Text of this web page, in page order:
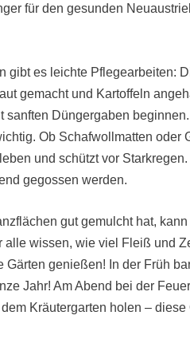
für den gesunden
gibt es leichte Pflegearbeiten:
gemacht und Kartoffeln
sanften Düngergaben
Ob Schafwollmatten oder
und schützt vor
gegossen werden.
gut gemulcht hat,
alle wissen, wie viel Fleiß und
Gärten genießen! In der Früh
Jahr! Am Abend bei der
Kräutergarten holen –